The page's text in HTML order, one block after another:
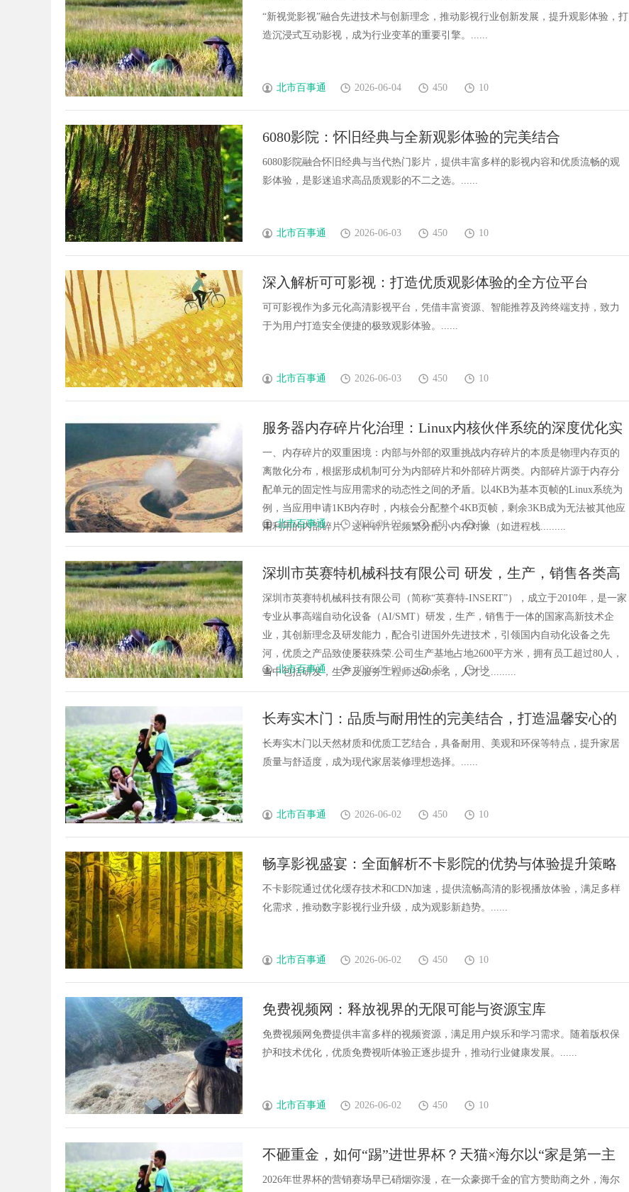
“新视觉影视”融合先进技术与创新理念，推动影视行业创新发展，提升观影体验，打
造沉浸式互动影视，成为行业变革的重要引擎。......
北市百事通 2026-06-04 450 10
6080影院：怀旧经典与全新观影体验的完美结合
6080影院融合怀旧经典与当代热门影片，提供丰富多样的影视内容和优质流畅的观
影体验，是影迷追求高品质观影的不二之选。......
北市百事通 2026-06-03 450 10
深入解析可可影视：打造优质观影体验的全方位平台
可可影视作为多元化高清影视平台，凭借丰富资源、智能推荐及跨终端支持，致力
于为用户打造安全便捷的极致观影体验。......
北市百事通 2026-06-03 450 10
服务器内存碎片化治理：Linux内核伙伴系统的深度优化实
践
一、内存碎片的双重困境：内部与外部的双重挑战内存碎片的本质是物理内存页的
离散化分布，根据形成机制可分为内部碎片和外部碎片两类。内部碎片源于内存分
配单元的固定性与应用需求的动态性之间的矛盾。以4KB为基本页帧的Linux系统为
例，当应用申请1KB内存时，内核会分配整个4KB页帧，剩余3KB成为无法被其他应
用利用的内部碎片。这种碎片在频繁分配小内存对象（如进程栈.........
北市百事通 2026-06-03 450 10
深圳市英赛特机械科技有限公司 研发，生产，销售各类高
端自动化设备插件机
深圳市英赛特机械科技有限公司（简称“英赛特-INSERT”），成立于2010年，是一家
专业从事高端自动化设备（AI/SMT）研发，生产，销售于一体的国家高新技术企
业，其创新理念及研发能力，配合引进国外先进技术，引领国内自动化设备之先
河，优质之产品致使屡获殊荣.公司生产基地占地2600平方米，拥有员工超过80人，
当中包括研发，生产及服务工程师达60余名，人才之.........
北市百事通 2026-06-03 450 10
长寿实木门：品质与耐用性的完美结合，打造温馨安心的
家居环境
长寿实木门以天然材质和优质工艺结合，具备耐用、美观和环保等特点，提升家居
质量与舒适度，成为现代家居装修理想选择。......
北市百事通 2026-06-02 450 10
畅享影视盛宴：全面解析不卡影院的优势与体验提升策略
不卡影院通过优化缓存技术和CDN加速，提供流畅高清的影视播放体验，满足多样
化需求，推动数字影视行业升级，成为观影新趋势。......
北市百事通 2026-06-02 450 10
免费视频网：释放视界的无限可能与资源宝库
免费视频网免费提供丰富多样的视频资源，满足用户娱乐和学习需求。随着版权保
护和技术优化，优质免费视听体验正逐步提升，推动行业健康发展。......
北市百事通 2026-06-02 450 10
不砸重金，如何“踢”进世界杯？天猫×海尔以“家是第一主
场”理念领跑赛事营销
2026年世界杯的营销赛场早已硝烟弥漫，在一众豪掷千金的官方赞助商之外，海尔